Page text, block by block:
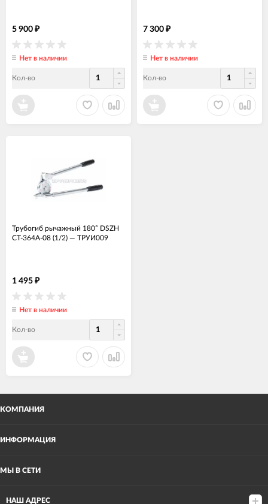
5 900 ₽
Нет в наличии
Кол-во
7 300 ₽
Нет в наличии
Кол-во
Трубогиб рычажный 180° DSZH
CT-364A-08 (1/2) — ТРУИ009
1 495 ₽
Нет в наличии
Кол-во
КОМПАНИЯ
ИНФОРМАЦИЯ
МЫ В СЕТИ
НАШ АДРЕС